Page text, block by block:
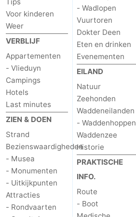
Voor kinderen
Weer
VERBLIJF
Appartementen
- Vlieduyn
Campings
Hotels
Last minutes
ZIEN & DOEN
Strand
Bezienswaardigheden
- Musea
- Monumenten
- Uitkijkpunten
Attracties
- Rondvaarten
- Wadlopen
Vuurtoren
Dokter Deen
Eten en drinken
Evenementen
EILAND
Natuur
Zeehonden
Waddeneilanden
- Waddenhoppen
Waddenzee
Historie
PRAKTISCHE
INFO.
Route
- Boot